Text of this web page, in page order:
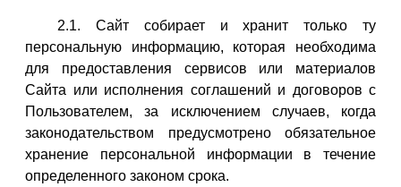
2.1. Сайт собирает и хранит только ту
персональную информацию, которая необходима
для предоставления сервисов или материалов
Сайта или исполнения соглашений и договоров с
Пользователем, за исключением случаев, когда
законодательством предусмотрено обязательное
хранение персональной информации в течение
определенного законом срока.